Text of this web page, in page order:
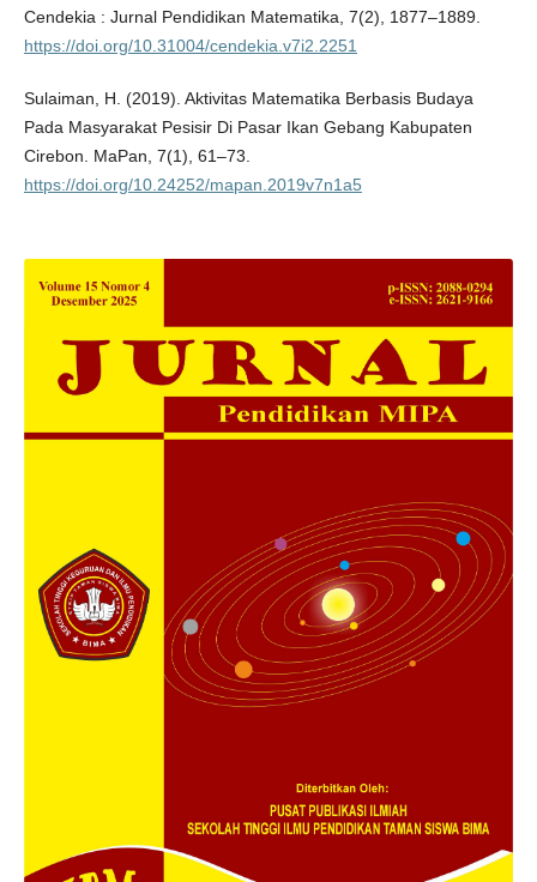
Cendekia : Jurnal Pendidikan Matematika, 7(2), 1877–1889.
https://doi.org/10.31004/cendekia.v7i2.2251
Sulaiman, H. (2019). Aktivitas Matematika Berbasis Budaya
Pada Masyarakat Pesisir Di Pasar Ikan Gebang Kabupaten
Cirebon. MaPan, 7(1), 61–73.
https://doi.org/10.24252/mapan.2019v7n1a5